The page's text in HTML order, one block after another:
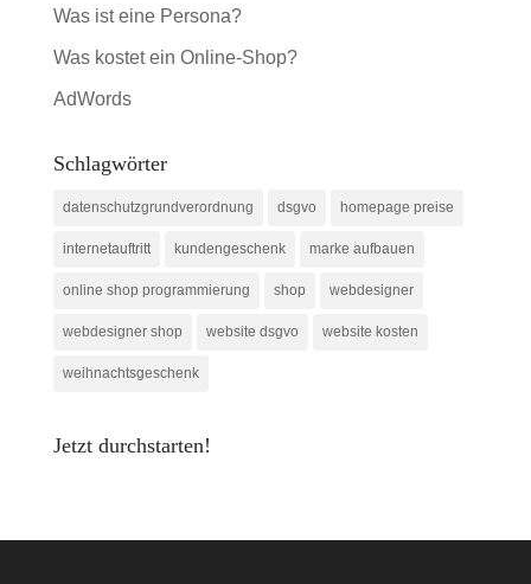
Was ist eine Persona?
Was kostet ein Online-Shop?
AdWords
Schlagwörter
datenschutzgrundverordnung dsgvo homepage preise
internetauftritt kundengeschenk marke aufbauen
online shop programmierung shop webdesigner
webdesigner shop website dsgvo website kosten
weihnachtsgeschenk
Jetzt durchstarten!